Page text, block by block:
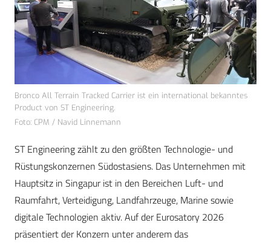
Bronco All Terrain Tracked Carrier ist ein international bekanntes
Product von ST Engineering.
Foto: CPM / Navid Linnemann
ST Engineering zählt zu den größten Technologie- und
Rüstungskonzernen Südostasiens. Das Unternehmen mit
Hauptsitz in Singapur ist in den Bereichen Luft- und
Raumfahrt, Verteidigung, Landfahrzeuge, Marine sowie
digitale Technologien aktiv. Auf der Eurosatory 2026
präsentiert der Konzern unter anderem das